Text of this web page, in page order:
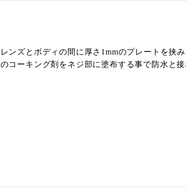
レンズとボディの間に厚さ1mmのプレートを挟
のコーキング剤をネジ部に塗布する事で防水と接